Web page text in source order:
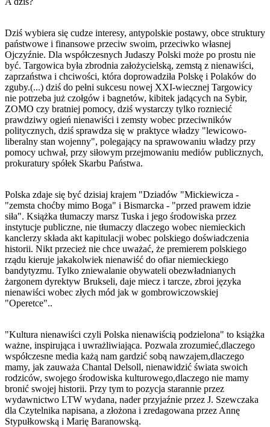
Dziś wybiera się cudze interesy, antypolskie postawy, obce struktury
państwowe i finansowe przeciw swoim, przeciwko własnej
Ojczyźnie. Dla współczesnych Judaszy Polski może po prostu nie
być. Targowica była zbrodnia założycielską, zemstą z nienawiści,
zaprzaństwa i chciwości, która doprowadziła Polskę i Polaków do
zguby.(...) dziś do pełni sukcesu nowej XXI-wiecznej Targowicy
nie potrzeba już czołgów i bagnetów, kibitek jadących na Sybir,
ZOMO czy bratniej pomocy, dziś wystarczy tylko rozniecić
prawdziwy ogień nienawiści i zemsty wobec przeciwników
politycznych, dziś sprawdza się w praktyce władzy "lewicowo-
liberalny stan wojenny", polegający na sprawowaniu władzy przy
pomocy uchwał, przy siłowym przejmowaniu mediów publicznych,
prokuratury spółek Skarbu Państwa.
Polska zdaje się być dzisiaj krajem "Dziadów "Mickiewicza -
"zemsta choćby mimo Boga" i Bismarcka - "przed prawem idzie
siła". Książka tłumaczy marsz Tuska i jego środowiska przez
instytucje publiczne, nie tłumaczy dlaczego wobec niemieckich
kanclerzy składa akt kapitulacji wobec polskiego doświadczenia
historii. Nikt przecież nie chce uważać, że premierem polskiego
rządu kieruje jakakolwiek nienawiść do ofiar niemieckiego
bandytyzmu. Tylko zniewalanie obywateli obezwładnianych
żargonem dyrektyw Brukseli, daje miecz i tarcze, zbroi języka
nienawiści wobec złych mód jak w gombrowiczowskiej
"Operetce"..
"Kultura nienawiści czyli Polska nienawiścią podzielona" to książka
ważne, inspirująca i uwrażliwiająca. Pozwala zrozumieć,dlaczego
współczesne media każą nam gardzić sobą nawzajem,dlaczego
mamy, jak zauważa Chantal Delsoll, nienawidzić świata swoich
rodziców, swojego środowiska kulturowego,dlaczego nie mamy
bronić swojej historii. Przy tym to pozycja starannie przez
wydawnictwo LTW wydana, nader przyjaźnie przez J. Szewczaka
dla Czytelnika napisana, a złożona i zredagowana przez Annę
Stypułkowską i Marię Baranowską.